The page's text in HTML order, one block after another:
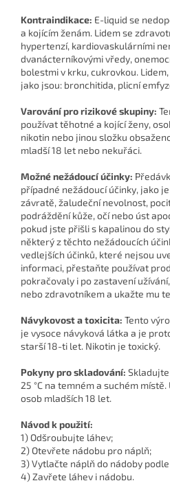
Kontraindikace: E-liquid se
a kojícím ženám. Lidem se
hypertenzí, kardiovaskulárními
dvanácterníkovými vředy,
bolestmi v krku, cukrovkou.
jako jsou: bronchitida, plicní
Varování pro rizikové skupiny:
používat těhotné a kojící ženy,
nikotin nebo jinou složku
mladší 18 let nebo nekuřáci.
Možné nežádoucí účinky:
případné nežádoucí účinky, jako
závratě, žaludeční nevolnost,
podráždění kůže, očí nebo úst
pokud jste přišli s kapalinou do
některý z těchto nežádoucích
vedlejších účinků, které nejsou
informaci, přestaňte používat
pokračovaly i po zastavení
nebo zdravotníkem a ukažte mu
Návykovost a toxicita: Tento
je vysoce návyková látka a je
starší 18-ti let. Nikotin je toxický.
Pokyny pro skladování:
25 °C na temném a suchém
osob mladších 18 let.
Návod k použití:
1) Odšroubujte láhev;
2) Otevřete nádobu pro náplň;
3) Vytlačte náplň do nádoby
4) Zavřete láhev i nádobu.